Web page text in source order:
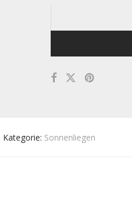
Kategorie: Sonnenliegen